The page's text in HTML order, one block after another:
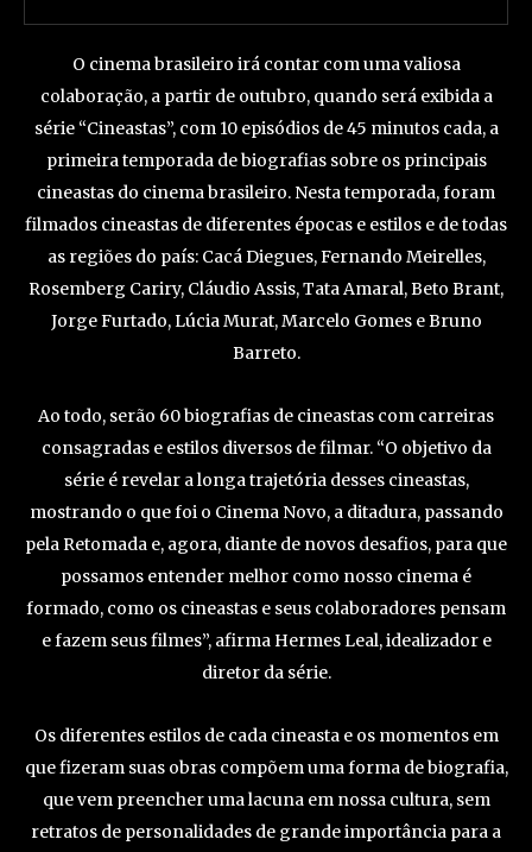
O cinema brasileiro irá contar com uma valiosa
colaboração, a partir de outubro, quando será exibida a
série “Cineastas”, com 10 episódios de 45 minutos cada, a
primeira temporada de biografias sobre os principais
cineastas do cinema brasileiro. Nesta temporada, foram
filmados cineastas de diferentes épocas e estilos e de todas
as regiões do país: Cacá Diegues, Fernando Meirelles,
Rosemberg Cariry, Cláudio Assis, Tata Amaral, Beto Brant,
Jorge Furtado, Lúcia Murat, Marcelo Gomes e Bruno
Barreto.
Ao todo, serão 60 biografias de cineastas com carreiras
consagradas e estilos diversos de filmar. “O objetivo da
série é revelar a longa trajetória desses cineastas,
mostrando o que foi o Cinema Novo, a ditadura, passando
pela Retomada e, agora, diante de novos desafios, para que
possamos entender melhor como nosso cinema é
formado, como os cineastas e seus colaboradores pensam
e fazem seus filmes”, afirma Hermes Leal, idealizador e
diretor da série.
Os diferentes estilos de cada cineasta e os momentos em
que fizeram suas obras compõem uma forma de biografia,
que vem preencher uma lacuna em nossa cultura, sem
retratos de personalidades de grande importância para a